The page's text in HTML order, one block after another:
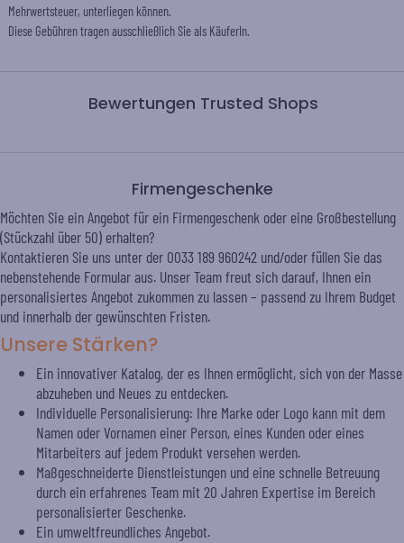
Bewertungen Trusted Shops
Mehrwertsteuer, unterliegen können.
Diese Gebühren tragen ausschließlich Sie als KäuferIn.
Firmengeschenke
Möchten Sie ein Angebot für ein Firmengeschenk oder eine Großbestellung
(Stückzahl über 50) erhalten?
Kontaktieren Sie uns unter der 0033 189 960242 und/oder füllen Sie das
nebenstehende Formular aus. Unser Team freut sich darauf, Ihnen ein
personalisiertes Angebot zukommen zu lassen – passend zu Ihrem Budget
und innerhalb der gewünschten Fristen.
Unsere Stärken?
Ein innovativer Katalog, der es Ihnen ermöglicht, sich von der Masse
abzuheben und Neues zu entdecken.
Individuelle Personalisierung: Ihre Marke oder Logo kann mit dem
Namen oder Vornamen einer Person, eines Kunden oder eines
Mitarbeiters auf jedem Produkt versehen werden.
Maßgeschneiderte Dienstleistungen und eine schnelle Betreuung
durch ein erfahrenes Team mit 20 Jahren Expertise im Bereich
personalisierter Geschenke.
Ein umweltfreundliches Angebot.